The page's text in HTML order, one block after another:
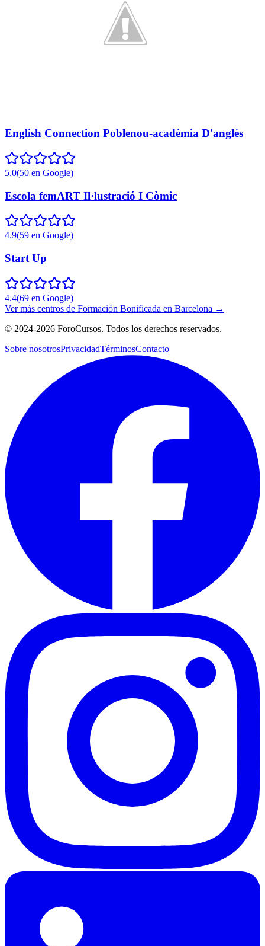
English Connection Poblenou-acadèmia D'anglès
5.0(50 en Google)
Escola femART Il·lustració I Còmic
4.9(59 en Google)
Start Up
4.4(69 en Google)
Ver más centros de Formación Bonificada en Barcelona →
© 2024-2026 ForoCursos. Todos los derechos reservados.
Sobre nosotrosPrivacidadTérminosContacto